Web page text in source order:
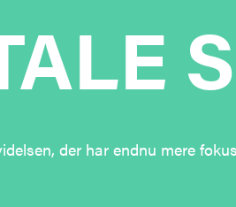
der har endnu mere